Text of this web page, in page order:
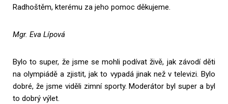
Radhoštěm, kterému za jeho pomoc děkujeme.
Mgr. Eva Lípová
Bylo to super, že jsme se mohli podívat živě, jak závodí děti
na olympiádě a zjistit, jak to vypadá jinak než v televizi. Bylo
dobré, že jsme viděli zimní sporty. Moderátor byl super a byl
to dobrý výlet.